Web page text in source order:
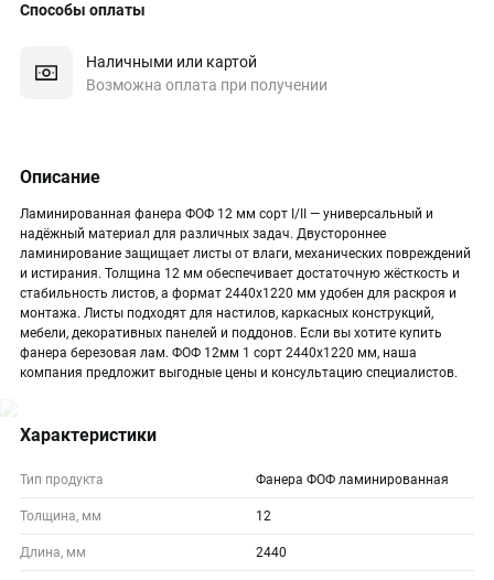
Способы оплаты
Наличными или картой
Возможна оплата при получении
Описание
Ламинированная фанера ФОФ 12 мм сорт I/II — универсальный и
надёжный материал для различных задач. Двустороннее
ламинирование защищает листы от влаги, механических повреждений
и истирания. Толщина 12 мм обеспечивает достаточную жёсткость и
стабильность листов, а формат 2440х1220 мм удобен для раскроя и
монтажа. Листы подходят для настилов, каркасных конструкций,
мебели, декоративных панелей и поддонов. Если вы хотите купить
фанера березовая лам. ФОФ 12мм 1 сорт 2440х1220 мм, наша
компания предложит выгодные цены и консультацию специалистов.
Характеристики
Тип продукта Фанера ФОФ ламинированная
Толщина, мм 12
Длина, мм 2440